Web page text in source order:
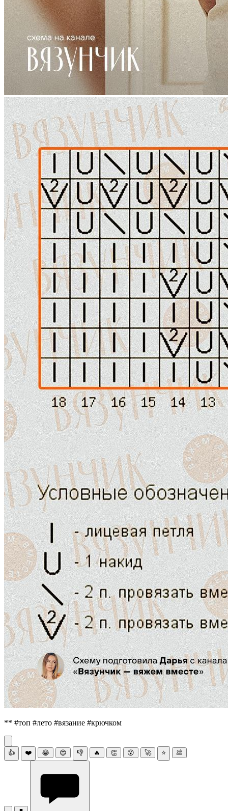
** #топ #лето #вязание #крючком
👍 ❤️ 😂 😍 👎 🔥 👏 😮 🚀 ⭐ 💩